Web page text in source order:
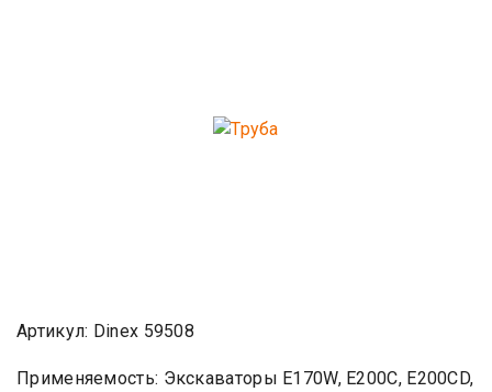
Артикул: Dinex 59508
Применяемость: Экскаваторы Е170W, Е200C, Е200CD,